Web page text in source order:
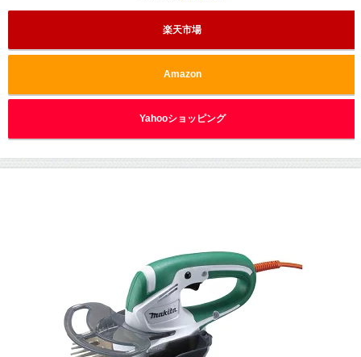
楽天市場
Amazon
Yahooショッピング